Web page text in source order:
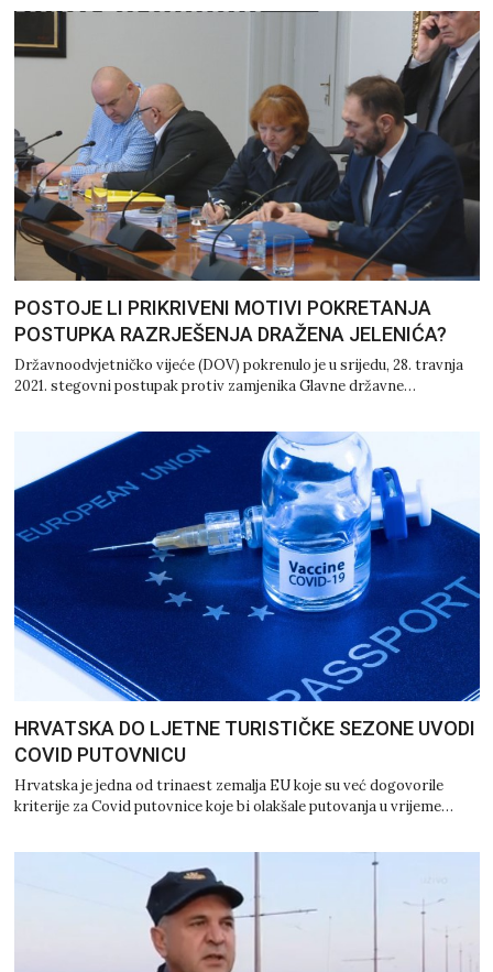
POSTOJE LI PRIKRIVENI MOTIVI POKRETANJA
POSTUPKA RAZRJEŠENJA DRAŽENA JELENIĆA?
Državnoodvjetničko vijeće (DOV) pokrenulo je u srijedu, 28. travnja
2021. stegovni postupak protiv zamjenika Glavne državne…
HRVATSKA DO LJETNE TURISTIČKE SEZONE UVODI
COVID PUTOVNICU
Hrvatska je jedna od trinaest zemalja EU koje su već dogovorile
kriterije za Covid putovnice koje bi olakšale putovanja u vrijeme…